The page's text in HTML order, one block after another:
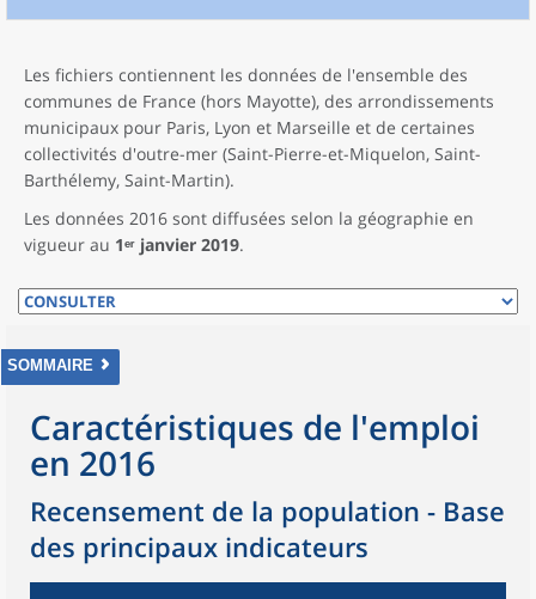
Les fichiers contiennent les données de l'ensemble des
communes de France (hors Mayotte), des arrondissements
municipaux pour Paris, Lyon et Marseille et de certaines
collectivités d'outre-mer (Saint-Pierre-et-Miquelon, Saint-
Barthélemy, Saint-Martin).
Les données 2016 sont diffusées selon la géographie en
vigueur au 1ᵉʳ janvier 2019.
SOMMAIRE
Caractéristiques de l'emploi
en 2016
Recensement de la population - Base
des principaux indicateurs